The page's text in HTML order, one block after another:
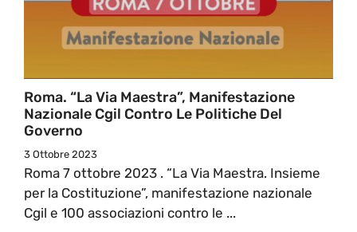
Roma. “La Via Maestra”, Manifestazione
Nazionale Cgil Contro Le Politiche Del
Governo
3 Ottobre 2023
Roma 7 ottobre 2023 . “La Via Maestra. Insieme
per la Costituzione”, manifestazione nazionale
Cgil e 100 associazioni contro le ...